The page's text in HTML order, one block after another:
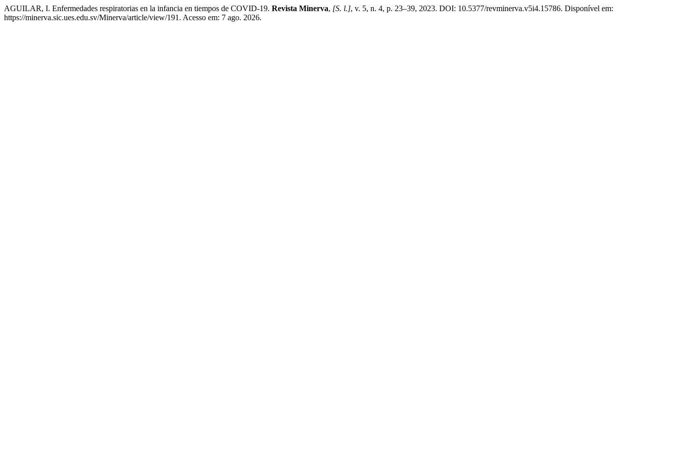
AGUILAR, I. Enfermedades respiratorias en la infancia en tiempos de COVID-19. Revista Minerva, [S. l.], v. 5, n. 4, p. 23–39, 2023. DOI: 10.5377/revminerva.v5i4.15786. Disponível em:
https://minerva.sic.ues.edu.sv/Minerva/article/view/191. Acesso em: 7 ago. 2026.